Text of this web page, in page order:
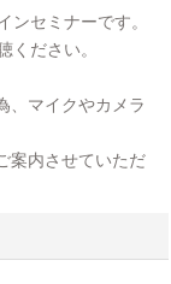
セミナーです。
ださい。
、マイクやカメラ
案内させていただ